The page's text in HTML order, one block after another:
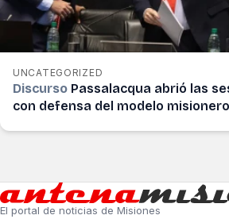
UNCATEGORIZED
Discurso Passalacqua abrió las
con defensa del modelo
El portal de noticias de Misiones